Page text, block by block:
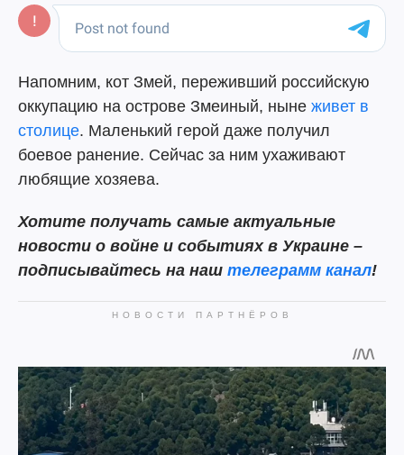
Напомним, кот Змей, переживший российскую
оккупацию на острове Змеиный, ныне живет в
столице. Маленький герой даже получил
боевое ранение. Сейчас за ним ухаживают
любящие хозяева.
Хотите получать самые актуальные
новости о войне и событиях в Украине –
подписывайтесь на наш телеграмм канал!